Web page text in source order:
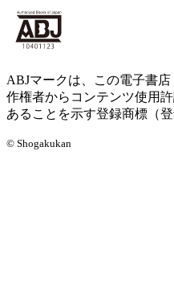
ABJマークは、この電子書
作権者からコンテンツ使用
あることを示す登録商標（登
© Shogakukan